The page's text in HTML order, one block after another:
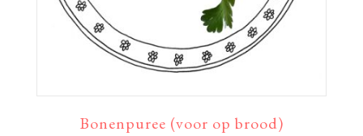
Bonenpuree (voor op brood)